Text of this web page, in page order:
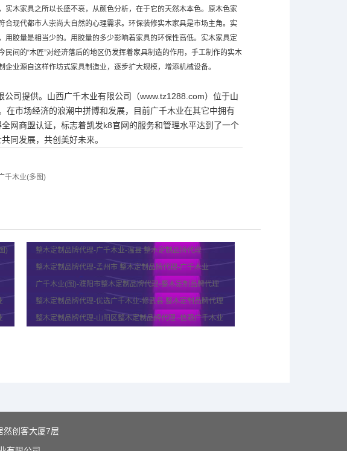
木家具之所以长盛不衰，从颜色分析，在于它的天然木本色。原木色家
现代都市人崇尚大自然的心理需求。环保装修实木家具是市场主角。实
胶量是相当少的。用胶量的多少影响着家具的环保性高低。实木家具定
间的“木匠”对经济落后的地区仍发挥着家具制造的作用，手工制作的实木
业源自这样作坊式家具制造业，逐步扩大规模，增添机械设备。
司提供。山西广千木业有限公司（www.tz1288.com）位于山
在市场经济的浪潮中拼博和发展，目前广千木业在其它中拥有
网商盟认证，标志着凯发k8官网的服务和管理水平达到了一个
同发展，共创美好未来。
千木业(多图)
)
整木定制品牌代理-广千木业-温县 整木定制品牌代理
整木定制品牌代理-孟州市 整木定制品牌代理-广千木业
广千木业(图)-濮阳市整木定制品牌代理-整木定制品牌代理
整木定制品牌代理-优选广千木业-修武县 整木定制品牌代理
整木定制品牌代理-山阳区整木定制品牌代理 -信赖广千木业
然创客大厦7层